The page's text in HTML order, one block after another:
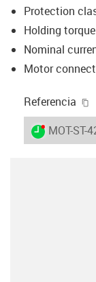
Protection
Holding
Nominal
Motor
Referencia
igus-icon-
MOT-ST-